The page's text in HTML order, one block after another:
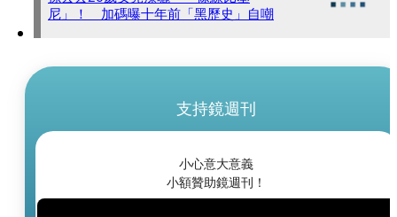
尼」！ 加碼曝十年前「黑歷史」自嘲
支持鏡週刊
小心意大意義
小額贊助鏡週刊！